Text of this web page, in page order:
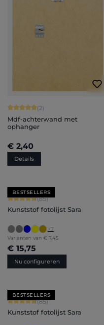
Gemiddelde waardering van 5
(2)
Mdf-achterwand met
ophanger
€ 2,40
Details
BESTSELLERS
Gemiddelde waardering van
(85)
Kunststof fotolijst Sara
+7
Varianten van € 7,45
€ 15,75
Nu configureren
BESTSELLERS
Gemiddelde waardering van
(85)
Kunststof fotolijst Sara